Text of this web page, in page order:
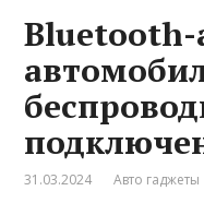
Bluetooth-
31.03.2024 Авто гаджеты